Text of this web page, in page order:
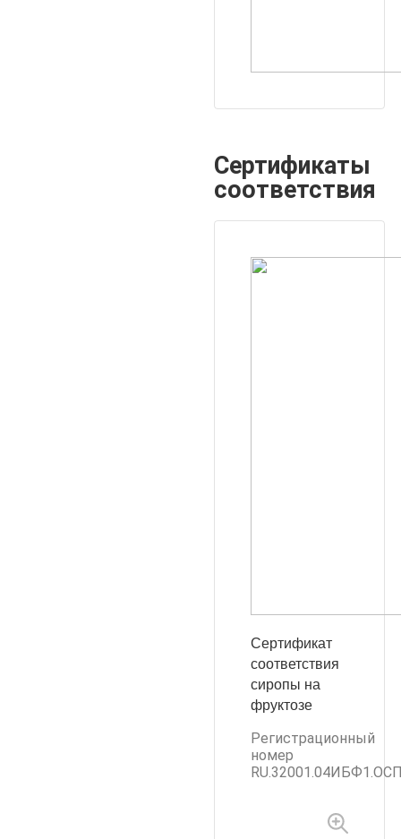
Сертификаты
соответствия
Сертификат
соответствия
сиропы на
фруктозе
Регистрационный
номер